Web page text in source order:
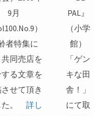
9月
）
者特集に
同売店を
る文章を
せて頂き
た。 詳し
PAL』
（小学
館）
「ゲン
キな田
舎！」
にて取